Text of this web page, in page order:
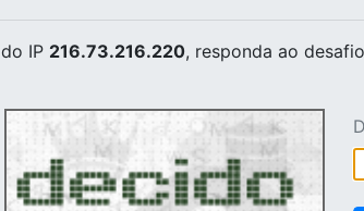
do IP 216.73.216.220, responda ao